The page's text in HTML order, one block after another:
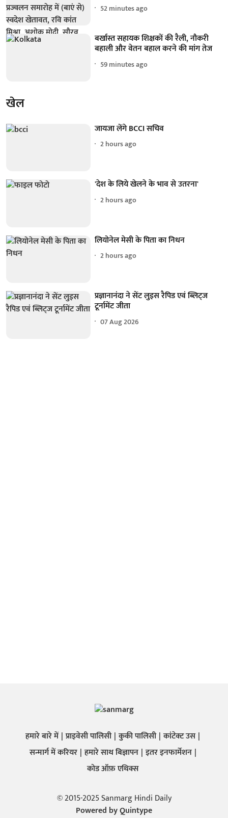
52 minutes ago
बर्खास्त सहायक शिक्षकों की रैली, नौकरी
बहाली और वेतन बहाल करने की मांग तेज
59 minutes ago
खेल
जायजा लेंगे BCCI सचिव
2 hours ago
'देश के लिये खेलने के भाव से उतरना'
2 hours ago
लियोनेल मेसी के पिता का निधन
2 hours ago
प्रज्ञानानंदा ने सेंट लुइस रैपिड एवं ब्लिट्ज
टूर्नामेंट जीता
07 Aug 2026
हमारे बारे में प्राइवेसी पालिसी कुकी पालिसी कांटेक्ट उस
सन्मार्ग में करियर हमारे साथ बिज्ञापन इतर इनफार्मेशन
कोड ऑफ़ एथिक्स
© 2015-2025 Sanmarg Hindi Daily
Powered byQuintype